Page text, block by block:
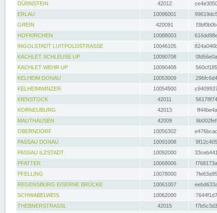
DÜRNSTEIN
42012
ERLAU
10096001
GREIN
420091
HOFKIRCHEN
10088003
INGOLSTADT LUITPOLDSTRASSE
10046105
KACHLET SCHLEUSE UP
10090708
KACHLET WEHR UP
10090408
KELHEIM DONAU
10053009
KELHEIMWINZER
10054500
KIENSTOCK
42011
KORNEUBURG
42013
MAUTHAUSEN
42009
OBERNDORF
10056302
PASSAU DONAU
10091008
PASSAU ILZSTADT
10092000
PFATTER
10068006
PFELLING
10078000
REGENSBURG EISERNE BRÜCKE
10061007
SCHWABELWEIS
10062000
THEBNERSTRASSL
42015